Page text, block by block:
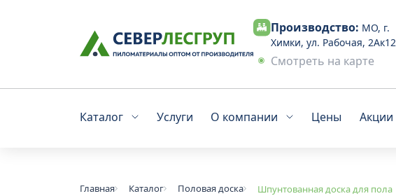
Производство: МО, г.
Химки, ул. Рабочая, 2Ак12
Смотреть на карте
Каталог Услуги О компании Цены Акции
Главная Каталог Половая доска Шпунтованная доска для пола